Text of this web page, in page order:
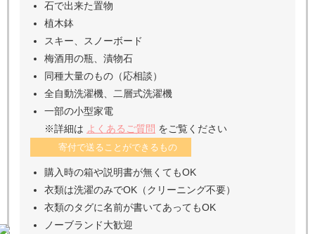
石で出来た置物
植木鉢
スキー、スノーボード
梅酒用の瓶、漬物石
同種大量のもの（応相談）
全自動洗濯機、二層式洗濯機
一部の小型家電
※詳細は よくあるご質問 をご覧ください
寄付で送ることができるもの
購入時の箱や説明書が無くてもOK
衣類は洗濯のみでOK（クリーニング不要）
衣類のタグに名前が書いてあってもOK
ノーブランド大歓迎